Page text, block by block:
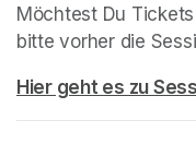
Möchtest Du
bitte vorher die
Hier geht es zu